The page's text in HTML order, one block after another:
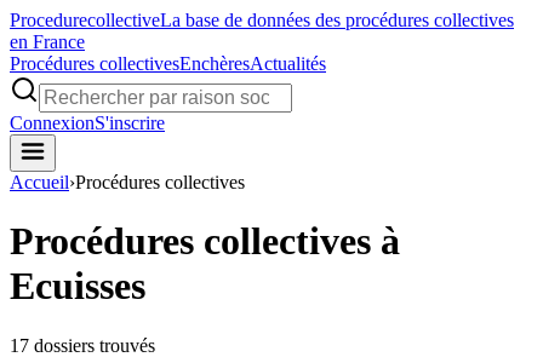
ProcedurecollectiveLa base de données des procédures collectives
en France
Procédures collectivesEnchèresActualités
ConnexionS'inscrire
Accueil›Procédures collectives
Procédures collectives à
Ecuisses
17 dossiers trouvés